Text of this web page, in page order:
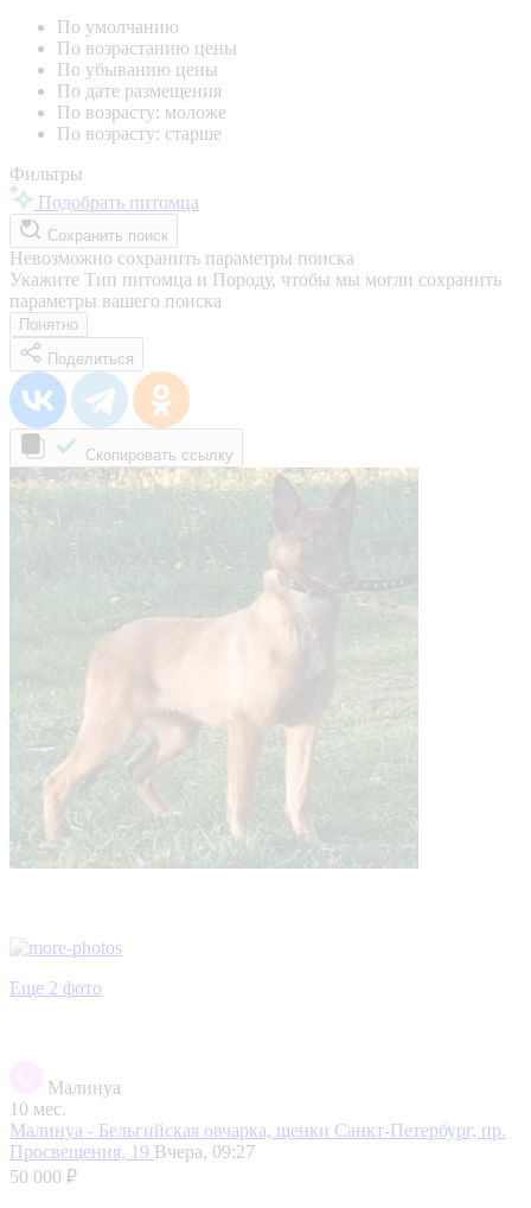
По умолчанию
По возрастанию цены
По убыванию цены
По дате размещения
По возрасту: моложе
По возрасту: старше
Фильтры
Подобрать питомца
Сохранить поиск
Невозможно сохранить параметры поиска
Укажите Тип питомца и Породу, чтобы мы могли сохранить
параметры вашего поиска
Понятно
Поделиться
Скопировать ссылку
Еще 2 фото
Малинуа
10 мес.
Малинуа - Бельгийская овчарка, щенки Санкт-Петербург, пр.
Просвещения, 19 Вчера, 09:27
50 000 ₽